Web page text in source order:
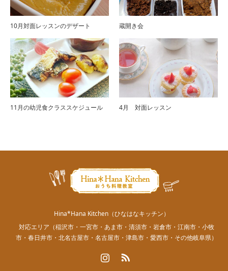
10月対面レッスンのデザート 蔵開き会
11月の幼児食クラススケジュール 4月 対面レッスン
Hina*Hana Kitchen（ひなはなキッチン）
対応エリア（稲沢市・一宮市・あま市・清須市・岩倉市・江南市・小牧
市・春日井市・北名古屋市・名古屋市・津島市・愛西市・その他岐阜県）